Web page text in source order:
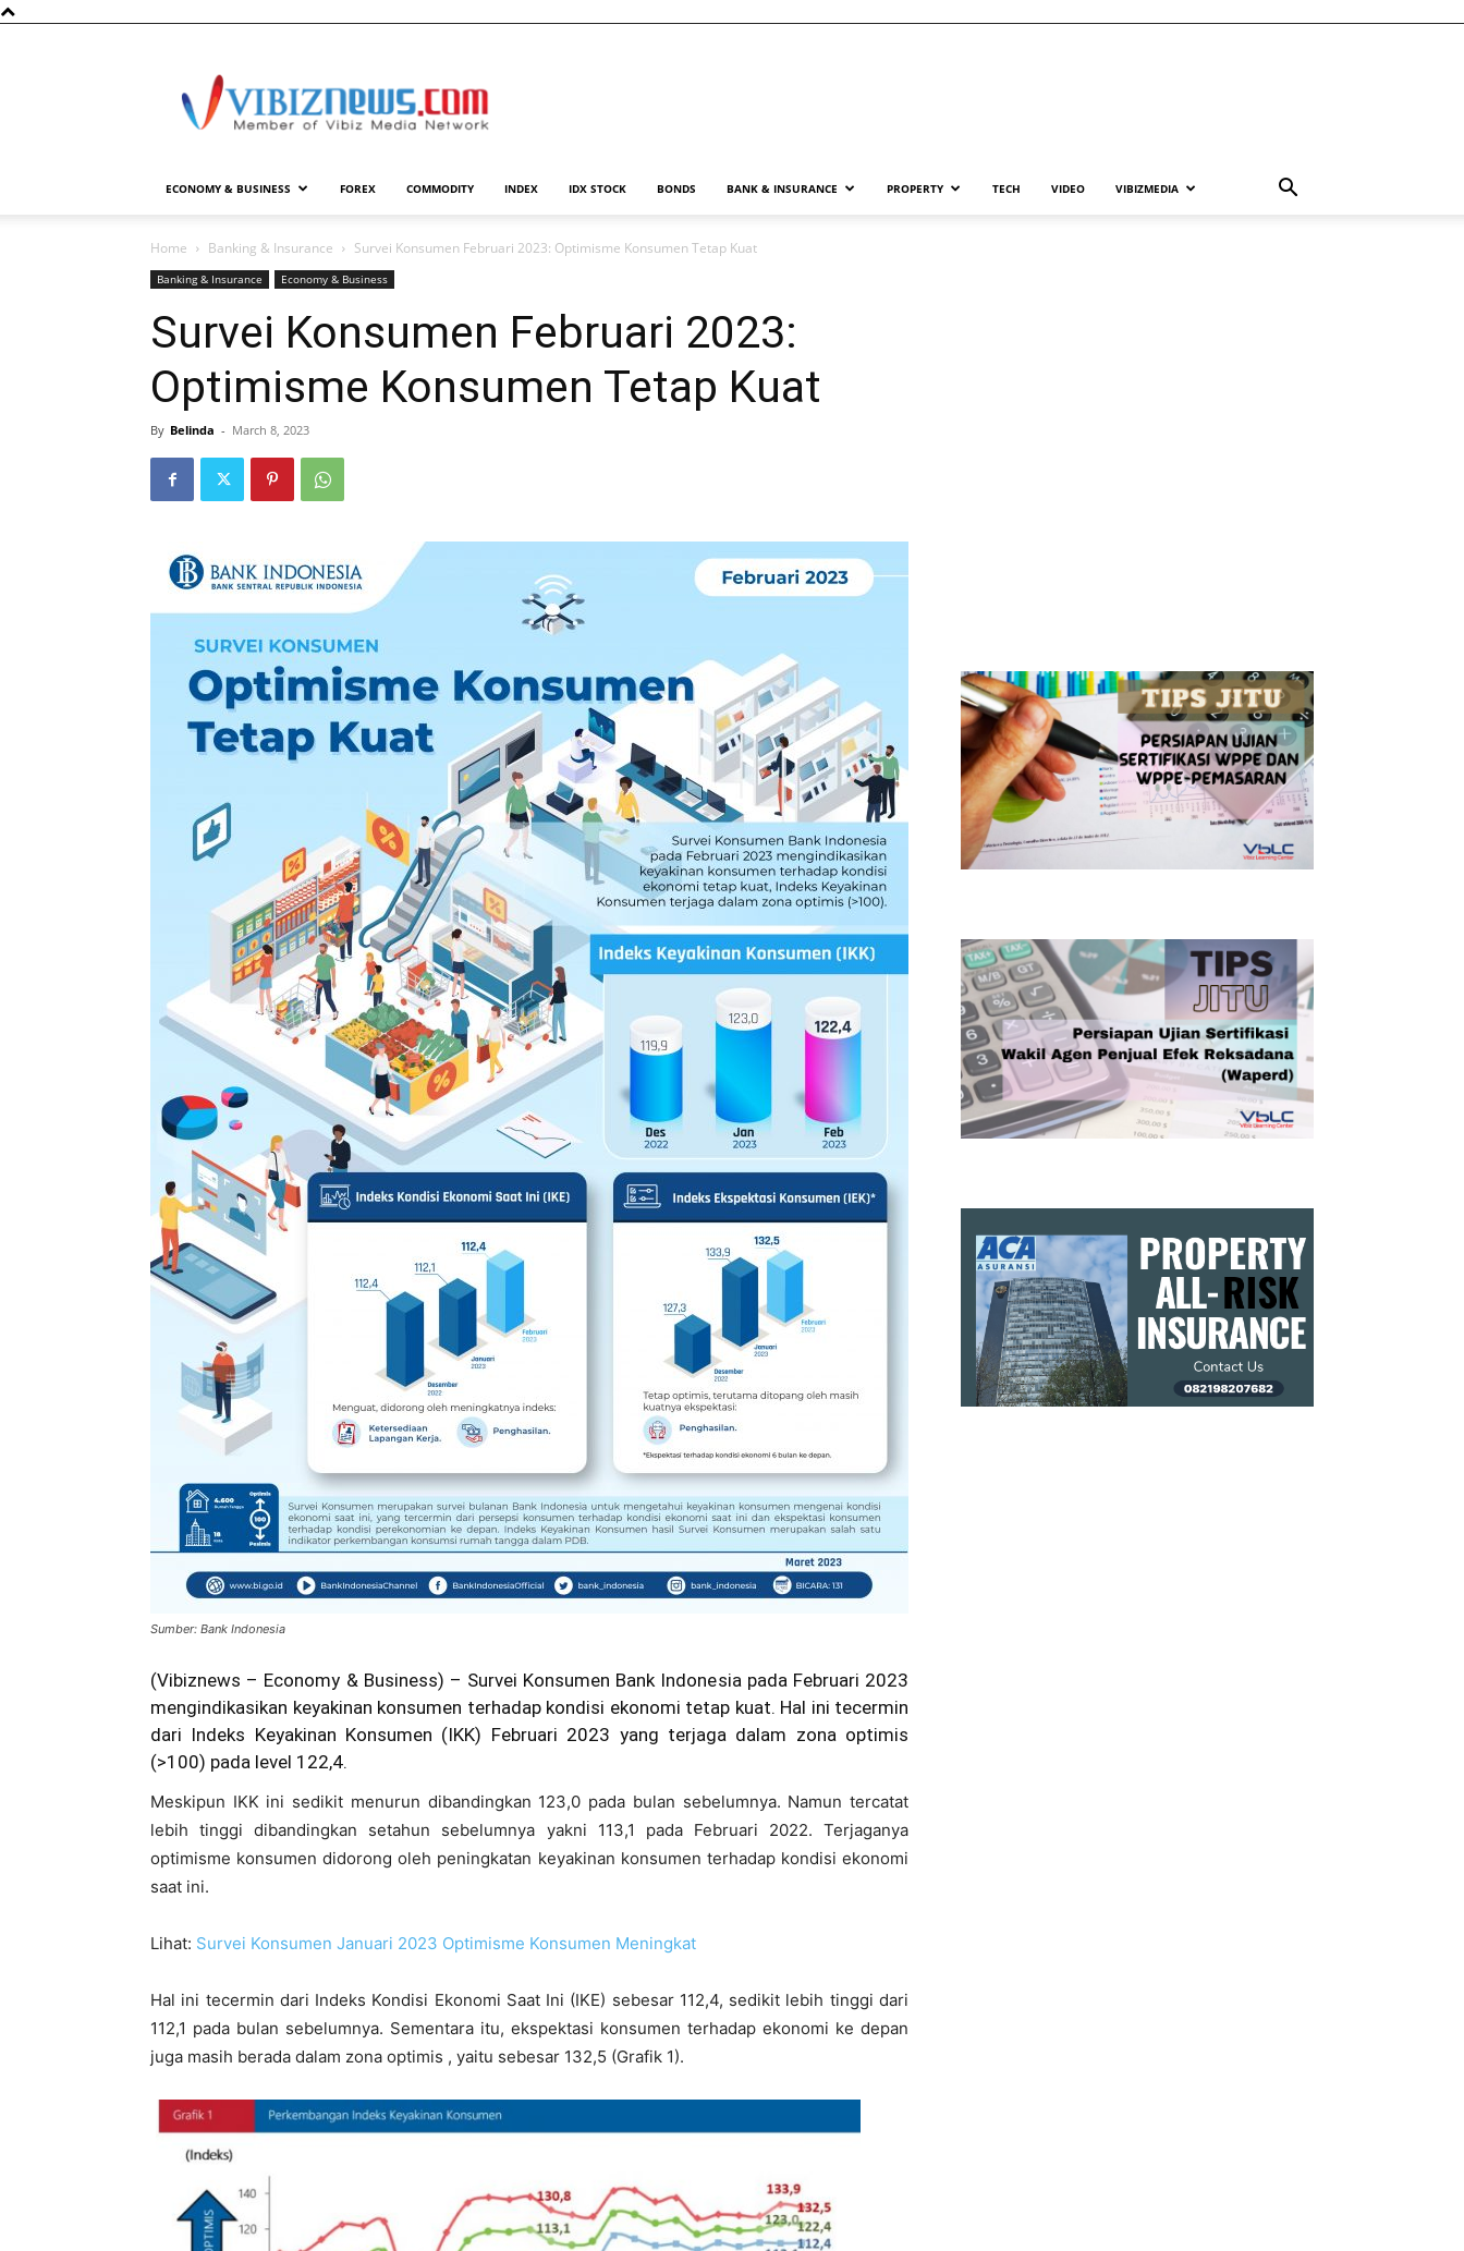
ECONOMY & BUSINESS FOREX COMMODITY INDEX IDX STOCK BONDS BANK & INSURANCE PROPERTY TECH VIDEO VIBIZMEDIA
Home Banking & Insurance Survei Konsumen Februari 2023: Optimisme Konsumen Tetap Kuat
Banking & Insurance Economy & Business
Survei Konsumen Februari 2023:
Optimisme Konsumen Tetap Kuat
By Belinda - March 8, 2023
Sumber: Bank Indonesia
(Vibiznews – Economy & Business) – Survei Konsumen Bank Indonesia pada Februari 2023
mengindikasikan keyakinan konsumen terhadap kondisi ekonomi tetap kuat. Hal ini tecermin
dari Indeks Keyakinan Konsumen (IKK) Februari 2023 yang terjaga dalam zona optimis
(>100) pada level 122,4.
Meskipun IKK ini sedikit menurun dibandingkan 123,0 pada bulan sebelumnya. Namun tercatat
lebih tinggi dibandingkan setahun sebelumnya yakni 113,1 pada Februari 2022. Terjaganya
optimisme konsumen didorong oleh peningkatan keyakinan konsumen terhadap kondisi ekonomi
saat ini.
Lihat: Survei Konsumen Januari 2023 Optimisme Konsumen Meningkat
Hal ini tecermin dari Indeks Kondisi Ekonomi Saat Ini (IKE) sebesar 112,4, sedikit lebih tinggi dari
112,1 pada bulan sebelumnya. Sementara itu, ekspektasi konsumen terhadap ekonomi ke depan
juga masih berada dalam zona optimis , yaitu sebesar 132,5 (Grafik 1).